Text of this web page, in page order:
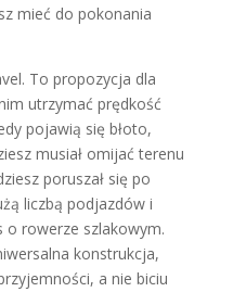
mieć do pokonania
To propozycja dla
utrzymać prędkość
pojawią się błoto,
musiał omijać terenu
poruszał się po
liczbą podjazdów i
rowerze szlakowym.
konstrukcja,
a nie biciu